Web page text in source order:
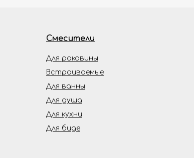
Смесители
Встраиваемые
Для биде
Для кухни
Для ванны
Для душа
Для раковины